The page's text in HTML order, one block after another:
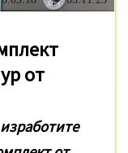
от